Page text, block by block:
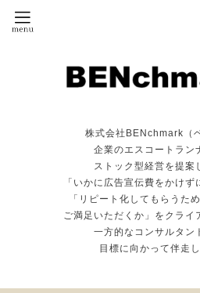
株式会社BENchmark（
企業のエスコートラン
ストック型経営を提案
「いかに広告宣伝費をかけず
「リピート化してもらうた
ご満足いただくか」をクライ
一方的なコンサルタン
目標に向かって伴走し